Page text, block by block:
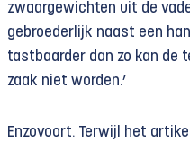
zwaargewichten uit de
gebroederlijk naast een
tastbaarder dan zo kan de
zaak niet worden.’
Enzovoort. Terwijl het